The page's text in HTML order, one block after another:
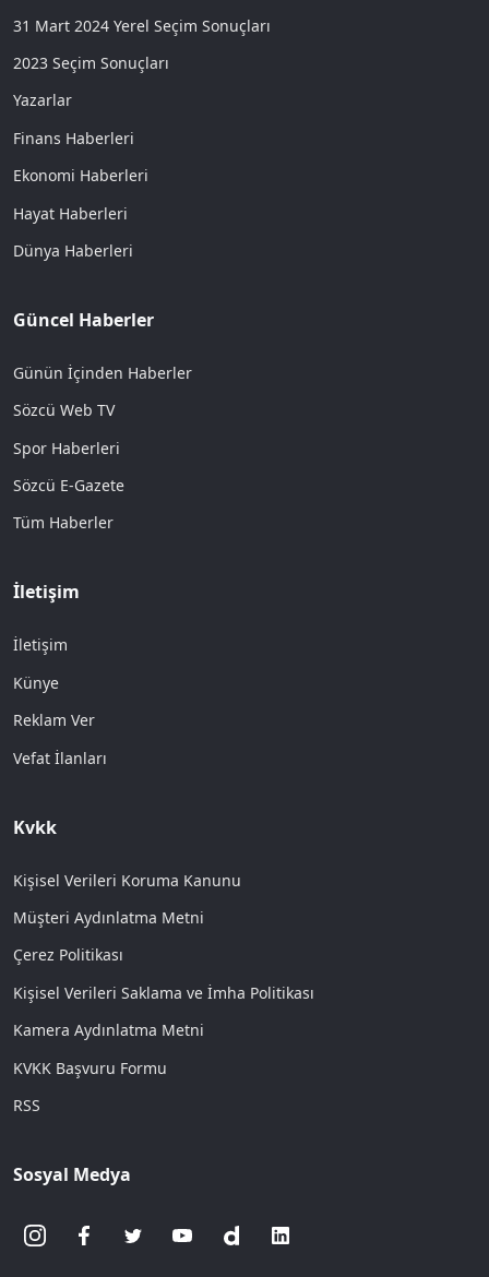
31 Mart 2024 Yerel Seçim Sonuçları
2023 Seçim Sonuçları
Yazarlar
Finans Haberleri
Ekonomi Haberleri
Hayat Haberleri
Dünya Haberleri
Güncel Haberler
Günün İçinden Haberler
Sözcü Web TV
Spor Haberleri
Sözcü E-Gazete
Tüm Haberler
İletişim
İletişim
Künye
Reklam Ver
Vefat İlanları
Kvkk
Kişisel Verileri Koruma Kanunu
Müşteri Aydınlatma Metni
Çerez Politikası
Kişisel Verileri Saklama ve İmha Politikası
Kamera Aydınlatma Metni
KVKK Başvuru Formu
RSS
Sosyal Medya